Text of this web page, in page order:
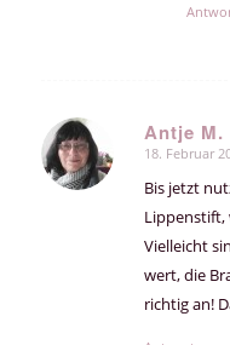
Antje M.
sagte:
18. Februar
Bis jetzt
Lippenstift,
Vielleicht
wert, die
richtig an!